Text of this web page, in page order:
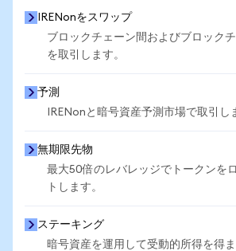
IRENonをスワップ
ブロックチェーン間およびブロック
を取引します。
予測
IRENonと暗号資産予測市場で取引し
無期限先物
最大50倍のレバレッジでトークンを
トします。
ステーキング
暗号資産を運用して受動的所得を得ま